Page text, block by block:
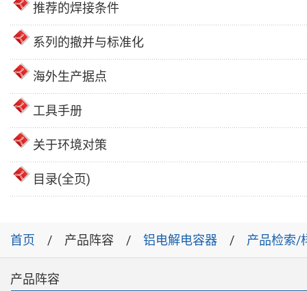
推荐的焊接条件
系列的撤并与标准化
海外生产据点
工具手册
关于环境对策
目录(全页)
首页 产品阵容 铝电解电容器 产品检索/
产品阵容